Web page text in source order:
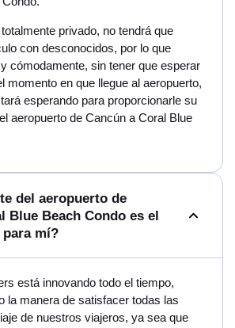
privado, no tendrá que
con desconocidos, por lo que
cómodamente, sin tener que esperar
momento en que llegue al aeropuerto,
esperando para proporcionarle su
aeropuerto de Cancún a Coral Blue
del aeropuerto de
Blue Beach Condo es el
para mí?
está innovando todo el tiempo,
la manera de satisfacer todas las
de nuestros viajeros, ya sea que